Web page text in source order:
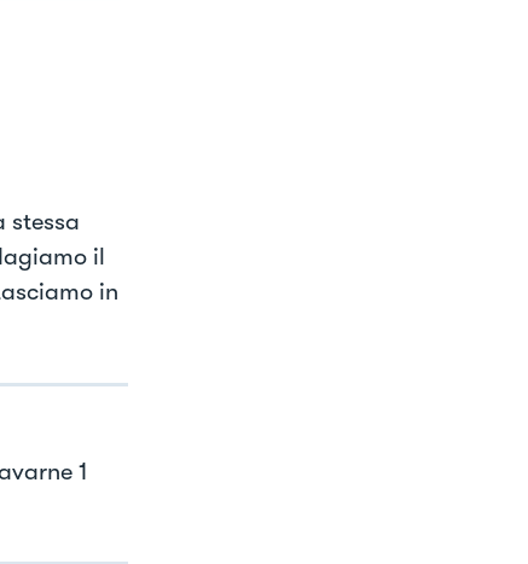
stessa
il
in
1